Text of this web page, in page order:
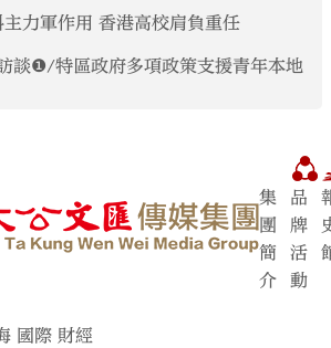
力軍作用 香港高校肩負重任
談❶/特區政府多項政策支援青年本地
集
團
簡
介
品
牌
活
動
國際 財經